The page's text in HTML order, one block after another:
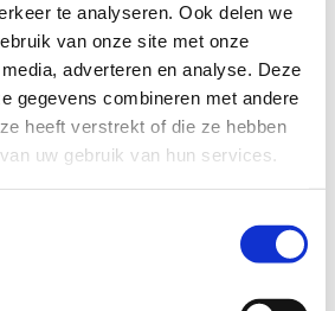
te analyseren. Ook delen we
van onze site met onze
adverteren en analyse. Deze
gegevens combineren met andere
heeft verstrekt of die ze hebben
uw gebruik van hun services.